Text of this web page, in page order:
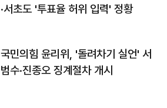
·서초도 '투표율 허위 입력' 정황
국민의힘 윤리위, '돌려차기 실언' 서
범수·진종오 징계절차 개시